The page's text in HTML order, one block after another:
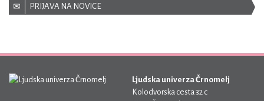
PRIJAVA NA NOVICE
Ljudska univerza Črnomelj
Kolodvorska cesta 32 c